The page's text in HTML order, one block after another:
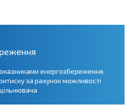
енергозбереження.
за рахунок можливості